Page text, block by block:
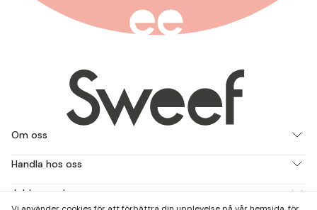
Om oss
Handla hos oss
Jobba med oss